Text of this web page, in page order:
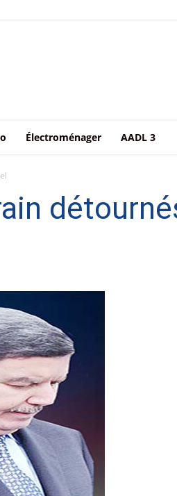
Électroménager AADL 3